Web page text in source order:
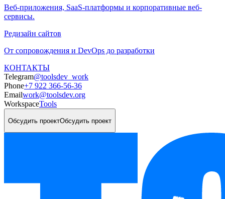
Веб-приложения, SaaS-платформы и корпоративные веб-
сервисы.
Редизайн сайтов
От сопровождения и DevOps до разработки
КОНТАКТЫ
Telegram@toolsdev_work
Phone+7 922 366-56-36
Emailwork@toolsdev.org
WorkspaceTools
Обсудить проектОбсудить проект